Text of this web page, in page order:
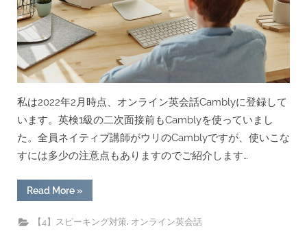
ィ
ブ
英
語
慣
れ”
私は2022年2月時点、オンライン英会話Camblyに登録して
います。英検1級の二次面接前もCamblyを使っていまし
た。全員ネイティブ講師がウリのCamblyですが、使いこな
すには多少の注意点もありますのでご紹介します…
Read More“オ
ン
イ
»
【4】スピーキング対策, オンライン英会話